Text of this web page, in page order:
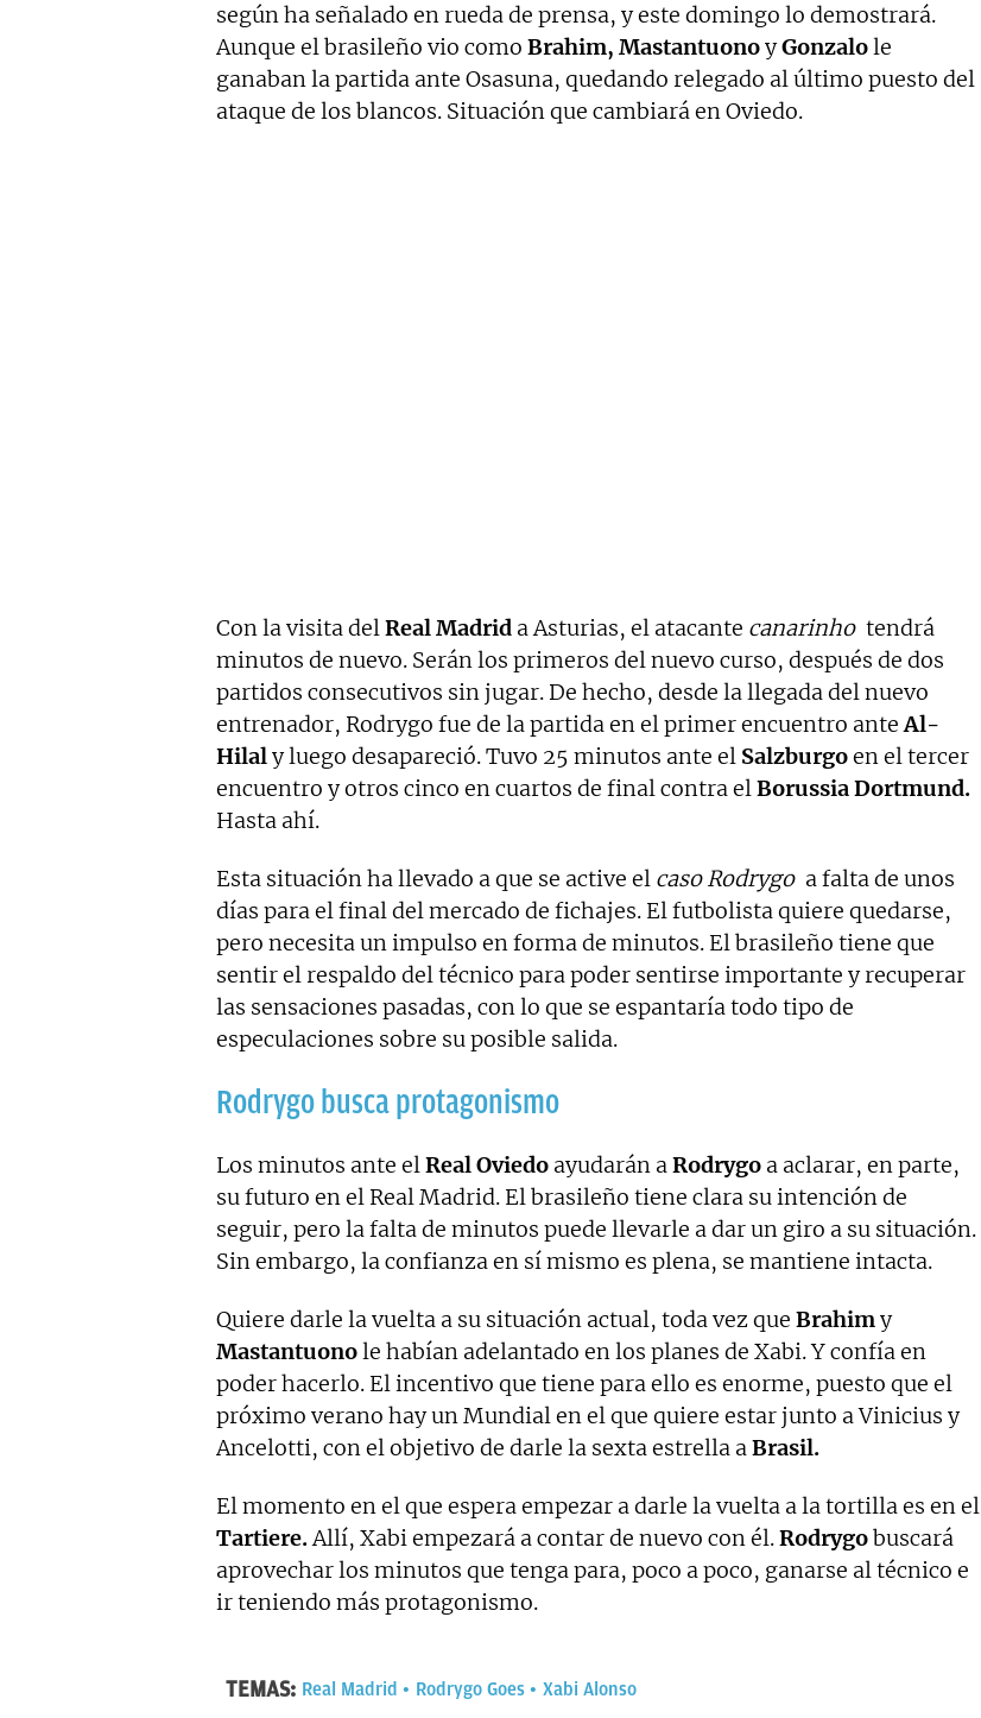
según ha señalado en rueda de prensa, y este domingo lo demostrará.
Aunque el brasileño vio como Brahim, MastantuonoyGonzalole
ganaban la partida ante Osasuna, quedando relegado al último puesto del
ataque de los blancos. Situación que cambiará en Oviedo.
Con la visita delReal Madrid a Asturias, el atacante canarinho tendrá
minutos de nuevo. Serán los primeros del nuevo curso, después de dos
partidos consecutivos sin jugar. De hecho, desde la llegada del nuevo
entrenador, Rodrygo fue de la partida en el primer encuentro anteAl-
Hilaly luego desapareció. Tuvo 25 minutos ante el Salzburgoen el tercer
encuentro y otros cinco en cuartos de final contra elBorussia Dortmund.
Hasta ahí.
Esta situación ha llevado a que se active el caso Rodrygo a falta de unos
días para el final del mercado de fichajes. El futbolista quiere quedarse,
pero necesita un impulso en forma de minutos. El brasileño tiene que
sentir el respaldo del técnico para poder sentirse importante y recuperar
las sensaciones pasadas, con lo que se espantaría todo tipo de
especulaciones sobre su posible salida.
Rodrygo busca protagonismo
Los minutos ante elReal Oviedo ayudarán aRodrygo a aclarar, en parte,
su futuro en el Real Madrid. El brasileño tiene clara su intención de
seguir, pero la falta de minutos puede llevarle a dar un giro a su situación.
Sin embargo, la confianza en sí mismo es plena, se mantiene intacta.
Quiere darle la vuelta a su situación actual, toda vez que Brahimy
Mastantuonole habían adelantado en los planes de Xabi. Y confía en
poder hacerlo. El incentivo que tiene para ello es enorme, puesto que el
próximo verano hay un Mundial en el que quiere estar junto a Vinicius y
Ancelotti, con el objetivo de darle la sexta estrella aBrasil.
El momento en el que espera empezar a darle la vuelta a la tortilla es en el
Tartiere.Allí, Xabi empezará a contar de nuevo con él.Rodrygobuscará
aprovechar los minutos que tenga para, poco a poco, ganarse al técnico e
ir teniendo más protagonismo.
TEMAS: Real Madrid Rodrygo Goes Xabi Alonso